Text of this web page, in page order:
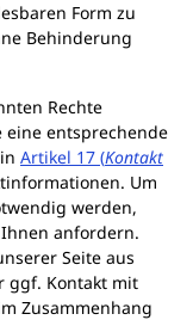
Form zu
Behinderung
Rechte
entsprechende
Artikel 17 (Kontakt
Um
werden,
anfordern.
Seite aus
ggf. Kontakt mit
Zusammenhang